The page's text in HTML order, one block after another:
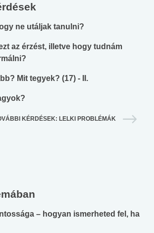
ne utáljak tanulni?
az érzést, illetve hogy tudnám
Mit tegyek? (17) - II.
KÉRDÉSEK: LELKI PROBLÉMÁK
– hogyan ismerheted fel, ha